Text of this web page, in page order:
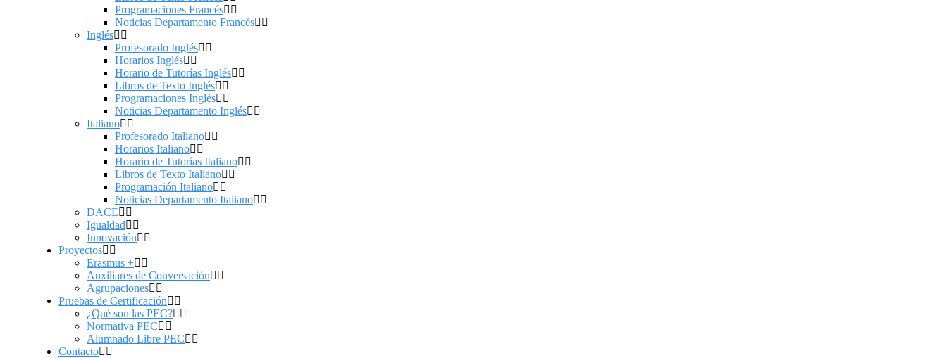
Programaciones Francés
Noticias Departamento Francés
Inglés
Profesorado Inglés
Horarios Inglés
Horario de Tutorías Inglés
Libros de Texto Inglés
Programaciones Inglés
Noticias Departamento Inglés
Italiano
Profesorado Italiano
Horarios Italiano
Horario de Tutorías Italiano
Libros de Texto Italiano
Programación Italiano
Noticias Departamento Italiano
DACE
Igualdad
Innovación
Proyectos
Erasmus +
Auxiliares de Conversación
Agrupaciones
Pruebas de Certificación
¿Qué son las PEC?
Normativa PEC
Alumnado Libre PEC
Contacto